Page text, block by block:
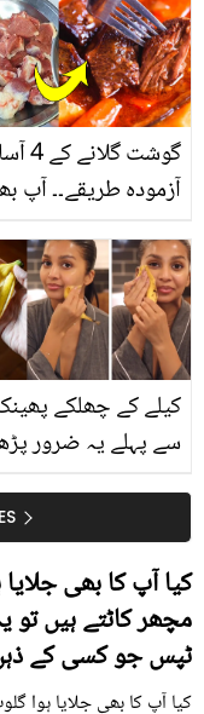
گوشت
آزمودہ طریقے۔۔ آپ
بتائے راز
کیلے کے چھلکے
سے پہلے یہ ضرور
سستا اور قدرتی حل
کیا آپ کا بھی
مچھر کاٹتے ہیں تو
ٹپس جو کسی کے
کیا آپ کا بھی جلایا ہوا